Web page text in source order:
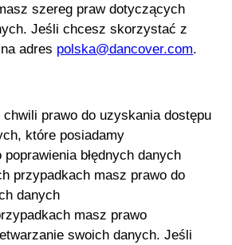
szereg praw dotyczących
Jeśli chcesz skorzystać z
adres polska@dancover.com.
prawo do uzyskania dostępu
które posiadamy
błędnych danych
przypadkach masz prawo do
danych
masz prawo
swoich danych. Jeśli